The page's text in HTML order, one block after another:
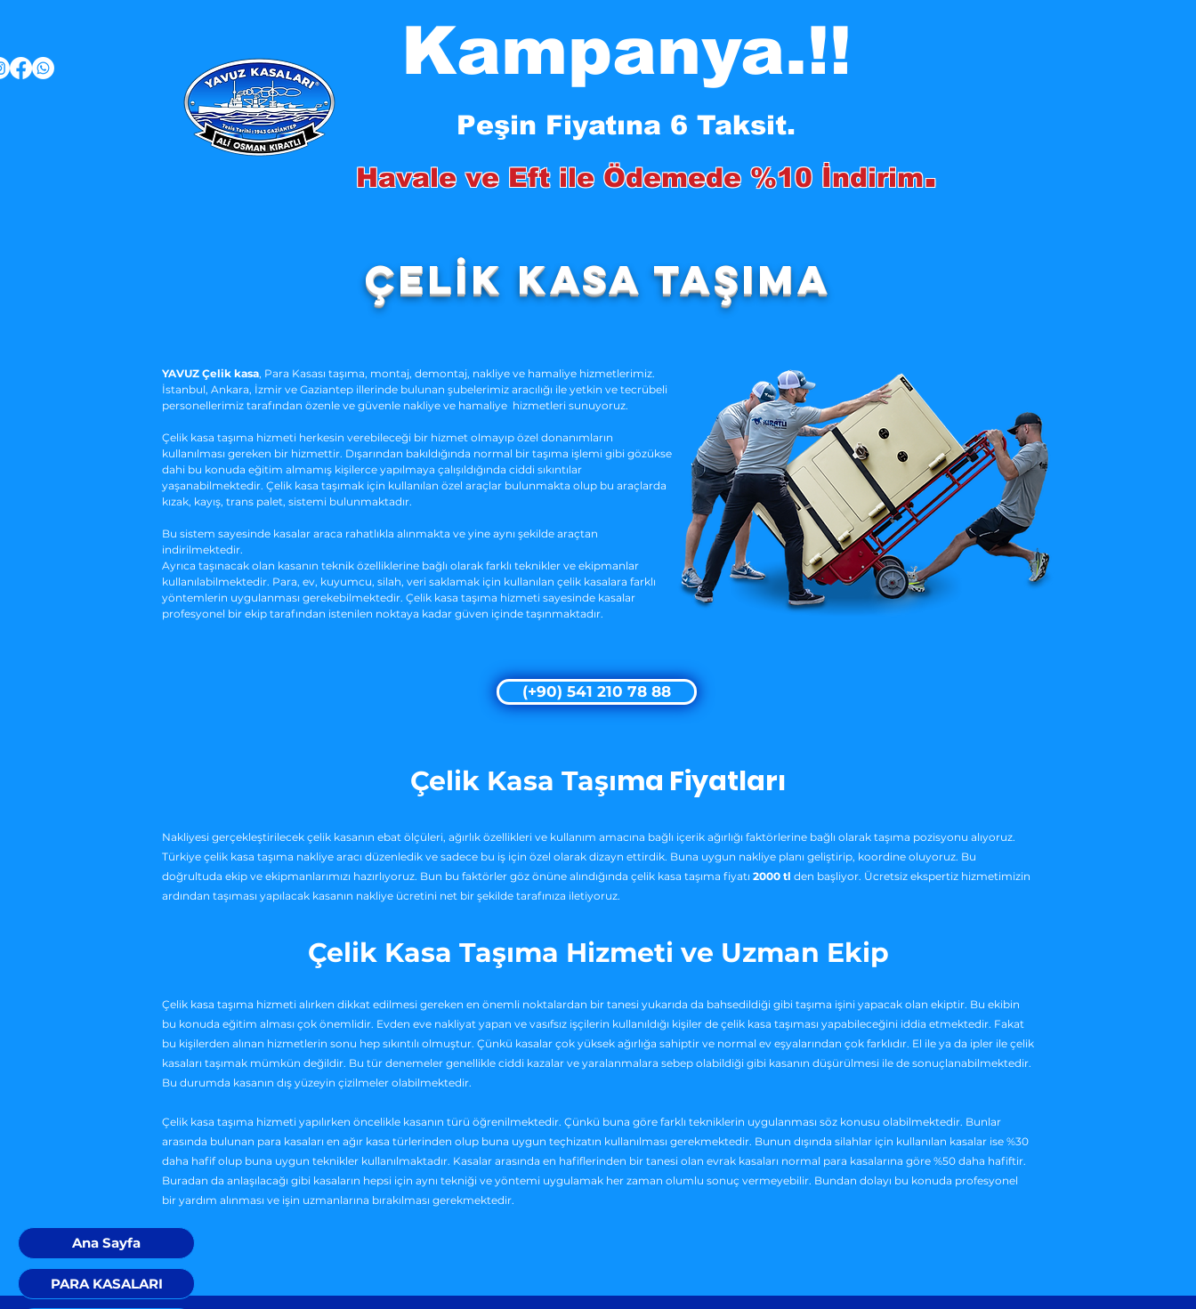
Kampanya.!!
Peşin Fiyatına 6 Taksit.
Havale ve Eft ile Ödemede %10 İndirim.
Ana Sayfa
PARA KASALARI
ÇelİK KASA TAŞIMA
YAVUZ Çelik kasa, Para Kasası taşıma, montaj, demontaj, nakliye ve hamaliye hizmetlerimiz.
İstanbul, Ankara, İzmir ve Gaziantep illerinde bulunan şubelerimiz aracılığı ile yetkin ve tecrübeli
personellerimiz tarafından özenle ve güvenle nakliye ve hamaliye hizmetleri sunuyoruz.
Çelik kasa taşıma hizmeti herkesin verebileceği bir hizmet olmayıp özel donanımların
kullanılması gereken bir hizmettir. Dışarından bakıldığında normal bir taşıma işlemi gibi gözükse
dahi bu konuda eğitim almamış kişilerce yapılmaya çalışıldığında ciddi sıkıntılar
yaşanabilmektedir. Çelik kasa taşımak için kullanılan özel araçlar bulunmakta olup bu araçlarda
kızak, kayış, trans palet, sistemi bulunmaktadır.
Bu sistem sayesinde kasalar araca rahatlıkla alınmakta ve yine aynı şekilde araçtan
indirilmektedir.
Ayrıca taşınacak olan kasanın teknik özelliklerine bağlı olarak farklı teknikler ve ekipmanlar
kullanılabilmektedir. Para, ev, kuyumcu, silah, veri saklamak için kullanılan çelik kasalara farklı
yöntemlerin uygulanması gerekebilmektedir. Çelik kasa taşıma hizmeti sayesinde kasalar
profesyonel bir ekip tarafından istenilen noktaya kadar güven içinde taşınmaktadır.
(+90) 541 210 78 88
Çelik Kasa Taşıma Fiyatları
Nakliyesi gerçekleştirilecek çelik kasanın ebat ölçüleri, ağırlık özellikleri ve kullanım amacına bağlı içerik ağırlığı faktörlerine bağlı olarak taşıma pozisyonu alıyoruz.
Türkiye çelik kasa taşıma nakliye aracı düzenledik ve sadece bu iş için özel olarak dizayn ettirdik. Buna uygun nakliye planı geliştirip, koordine oluyoruz. Bu
doğrultuda ekip ve ekipmanlarımızı hazırlıyoruz. Bun bu faktörler göz önüne alındığında çelik kasa taşıma fiyatı 2000 tl den başliyor. Ücretsiz ekspertiz hizmetimizin
ardından taşıması yapılacak kasanın nakliye ücretini net bir şekilde tarafınıza iletiyoruz.
Çelik Kasa Taşıma Hizmeti ve Uzman Ekip
Çelik kasa taşıma hizmeti alırken dikkat edilmesi gereken en önemli noktalardan bir tanesi yukarıda da bahsedildiği gibi taşıma işini yapacak olan ekiptir. Bu ekibin
bu konuda eğitim alması çok önemlidir. Evden eve nakliyat yapan ve vasıfsız işçilerin kullanıldığı kişiler de çelik kasa taşıması yapabileceğini iddia etmektedir. Fakat
bu kişilerden alınan hizmetlerin sonu hep sıkıntılı olmuştur. Çünkü kasalar çok yüksek ağırlığa sahiptir ve normal ev eşyalarından çok farklıdır. El ile ya da ipler ile çelik
kasaları taşımak mümkün değildir. Bu tür denemeler genellikle ciddi kazalar ve yaralanmalara sebep olabildiği gibi kasanın düşürülmesi ile de sonuçlanabilmektedir.
Bu durumda kasanın dış yüzeyin çizilmeler olabilmektedir.
Çelik kasa taşıma hizmeti yapılırken öncelikle kasanın türü öğrenilmektedir. Çünkü buna göre farklı tekniklerin uygulanması söz konusu olabilmektedir. Bunlar
arasında bulunan para kasaları en ağır kasa türlerinden olup buna uygun teçhizatın kullanılması gerekmektedir. Bunun dışında silahlar için kullanılan kasalar ise %30
daha hafif olup buna uygun teknikler kullanılmaktadır. Kasalar arasında en hafiflerinden bir tanesi olan evrak kasaları normal para kasalarına göre %50 daha hafiftir.
Buradan da anlaşılacağı gibi kasaların hepsi için aynı tekniği ve yöntemi uygulamak her zaman olumlu sonuç vermeyebilir. Bundan dolayı bu konuda profesyonel
bir yardım alınması ve işin uzmanlarına bırakılması gerekmektedir.